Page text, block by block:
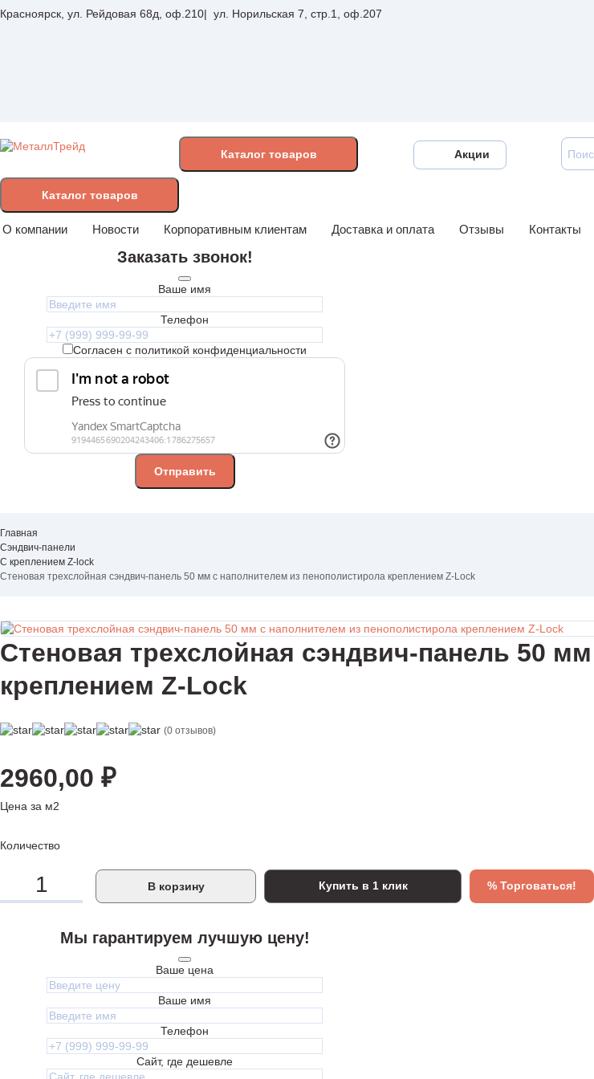
Красноярск, ул. Рейдовая 68д, оф.210 ул. Норильская 7, стр.1, оф.207
Каталогтоваров Акции
Каталог товаров
О компании Новости Корпоративным клиентам Доставка и оплата Отзывы Контакты
Заказать звонок!
Ваше имя
Телефон
Согласен с политикой конфиденциальности
Главная
Сэндвич-панели
С креплением Z-lock
Стеновая трехслойная сэндвич-панель 50 мм с наполнителем из пенополистирола креплением Z-Lock
Стеновая трехслойная сэндвич-панель 50
креплением Z-Lock
(0 отзывов)
2960,00 ₽
Цена за м2
Количество
В корзину Купить в 1 клик % Торговаться!
Мы гарантируем лучшую цену!
Ваше цена
Ваше имя
Телефон
Сайт, где дешевле